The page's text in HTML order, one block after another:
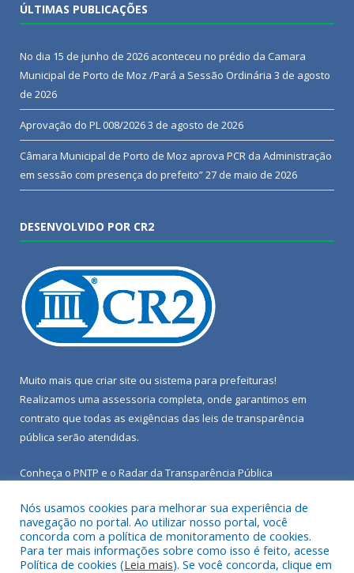
ÚLTIMAS PUBLICAÇÕES
No dia 15 de junho de 2026 aconteceu no prédio da Camara
Municipal de Porto de Moz /Pará a Sessão Ordinária 3 de agosto
de 2026
Aprovação do PL 008/20263 de agosto de 2026
Câmara Municipal de Porto de Moz aprova PCR da Administração
em sessão com presença do prefeito”27 de maio de 2026
DESENVOLVIDO POR CR2
Muito mais que criar site ou sistema para prefeituras!
Realizamos uma assessoria completa, onde garantimos em
contrato que todas as exigências das leis de transparência
pública serão atendidas.
Conheça o PNTP e o Radar da Transparência Pública
Todos os direitos reservados a Câmara Municipal de Porto de
Nós usamos cookies para melhorar sua experiência de
navegação no portal. Ao utilizar nosso portal, você
concorda com a política de monitoramento de cookies.
Para ter mais informações sobre como isso é feito, acesse
Política de cookies (Leia mais). Se você concorda, clique em